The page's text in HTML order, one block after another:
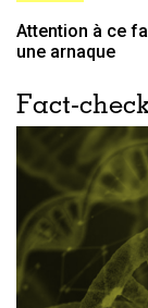
Attention à ce
une arnaque
Fact-